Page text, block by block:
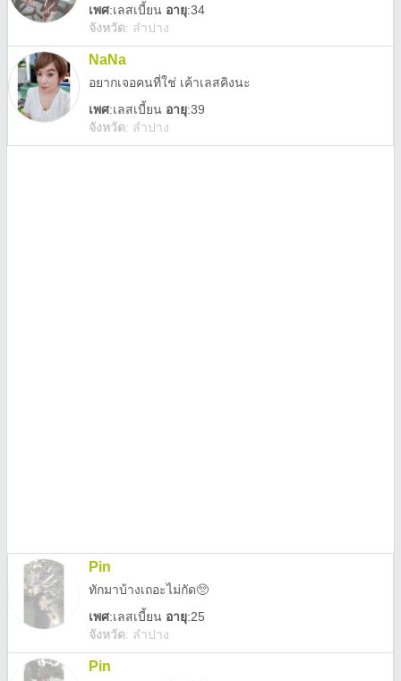
เพศ:เลสเบี้ยน อายุ:34
จังหวัด: ลำปาง
NaNa
อยากเจอคนที่ใช่ เค้าเลสคิงนะ
เพศ:เลสเบี้ยน อายุ:39
จังหวัด: ลำปาง
Pin
ทักมาบ้างเถอะไม่กัด🥺
เพศ:เลสเบี้ยน อายุ:25
จังหวัด: ลำปาง
Pin